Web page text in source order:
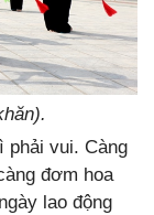
phải vui. Càng
đơm hoa
lao động